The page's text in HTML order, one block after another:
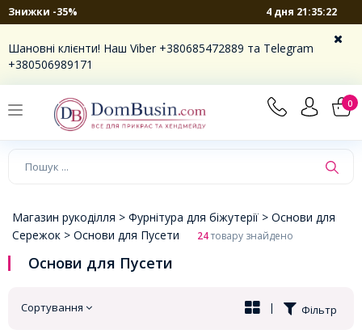
Знижки -35% 4 дня 21:35:21
Шановні клієнти! Наш Viber +380685472889 та Telegram
+380506989171
0
×
Магазин рукоділля > Фурнітура для біжутерії > Основи для
Сережок > Основи для Пусети 24товару знайдено
Основи для Пусети
Сортування Фільтр
|